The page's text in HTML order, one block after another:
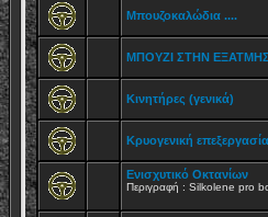
Μπουζοκαλώδια ....
ΜΠΟΥΖΙ ΣΤΗΝ
Κινητήρες (γενικά)
Kρυογενική
Eνισχυτικό Oκτανίων
Περιγραφή : Silkolene pro